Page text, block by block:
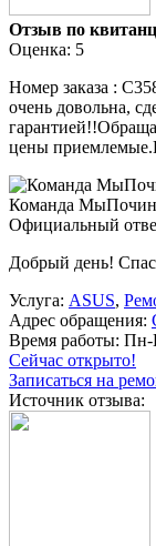
Отзыв по
Оценка: 5
Номер заказа :
очень довольна,
цены
Команда
Официальный
Добрый день!
Услуга: ASUS,
Адрес обращения:
Время работы: Пн-
Сейчас открыто!
Записаться на
Источник отзыва: